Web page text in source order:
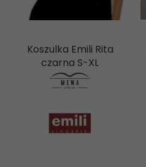
Koszulka Emili Rita
czarna S-XL